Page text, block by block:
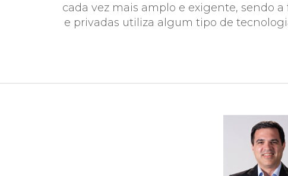
cada vez mais amplo e exigente, sendo
e privadas utiliza algum tipo de